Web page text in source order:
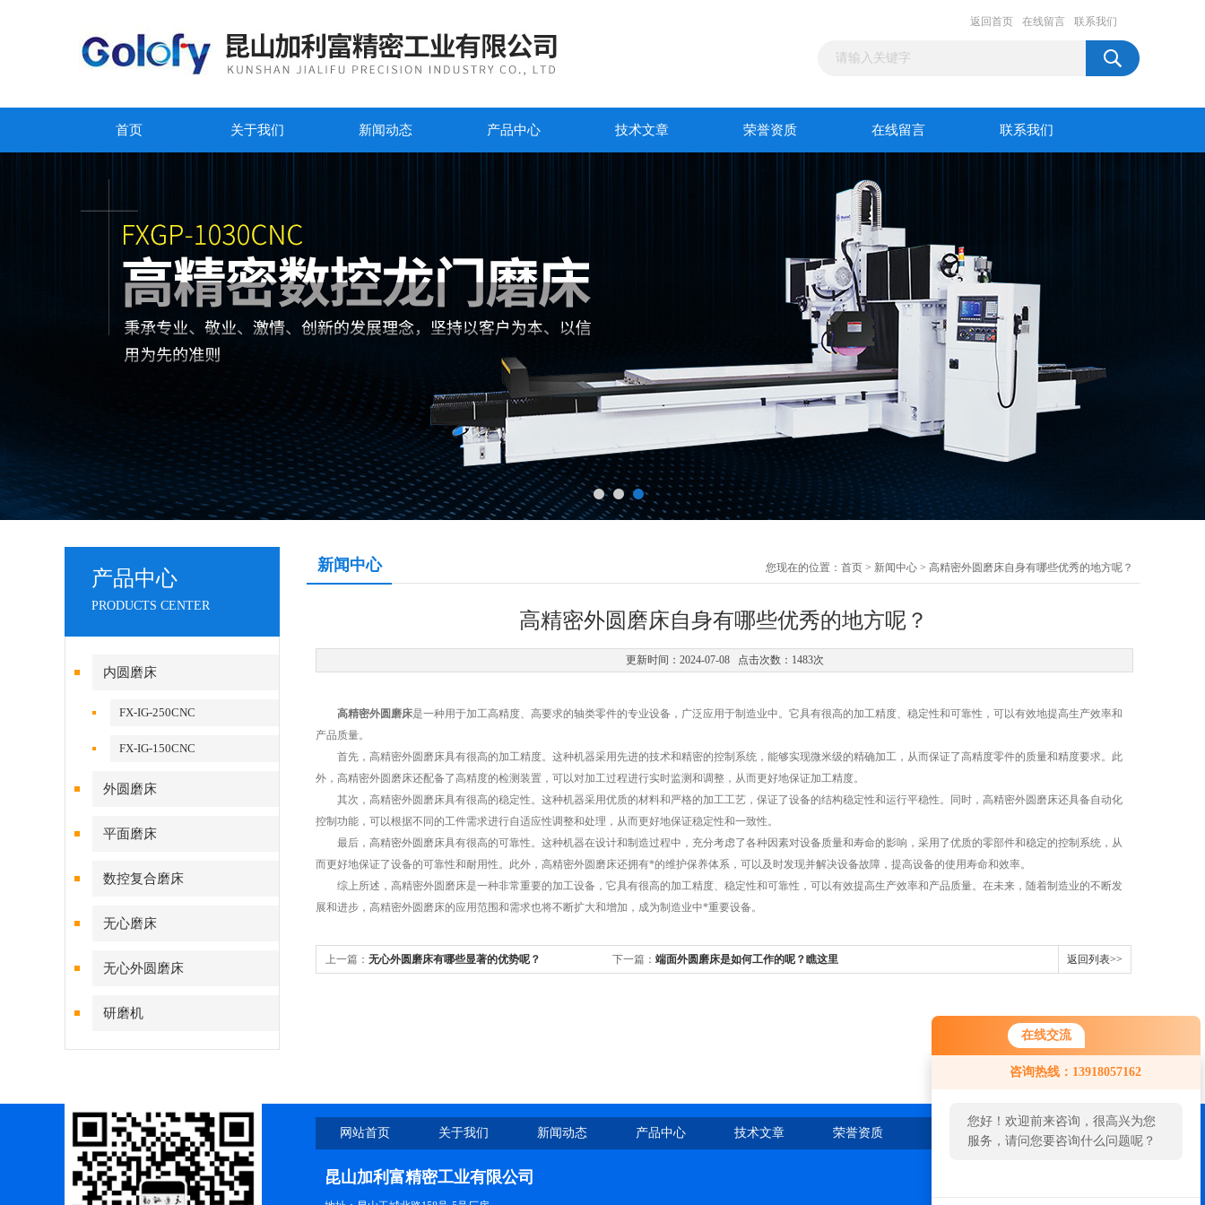
在线交流
咨询热线：13918057162
您好！欢迎前来咨询，很高兴为您
服务，请问您要咨询什么问题呢？
返回首页 在线留言 联系我们
首页 关于我们 新闻动态 产品中心 技术文章 荣誉资质 在线留言 联系我们
产品中心
PRODUCTS CENTER
内圆磨床
FX-IG-250CNC
FX-IG-150CNC
外圆磨床
平面磨床
数控复合磨床
无心磨床
无心外圆磨床
研磨机
新闻中心 您现在的位置： 首页 > 新闻中心 > 高精密外圆磨床自身有哪些优秀的地方呢？
高精密外圆磨床自身有哪些优秀的地方呢？
更新时间：2024-07-08 点击次数：1483次
高精密外圆磨床是一种用于加工高精度、高要求的轴类零件的专业设备，广泛应用于制造业中。它具有很高的加工精度、稳定性和可靠性，可以有效地提高生产效率和
产品质量。
首先，高精密外圆磨床具有很高的加工精度。这种机器采用先进的技术和精密的控制系统，能够实现微米级的精确加工，从而保证了高精度零件的质量和精度要求。此
外，高精密外圆磨床还配备了高精度的检测装置，可以对加工过程进行实时监测和调整，从而更好地保证加工精度。
其次，高精密外圆磨床具有很高的稳定性。这种机器采用优质的材料和严格的加工工艺，保证了设备的结构稳定性和运行平稳性。同时，高精密外圆磨床还具备自动化
控制功能，可以根据不同的工件需求进行自适应性调整和处理，从而更好地保证稳定性和一致性。
最后，高精密外圆磨床具有很高的可靠性。这种机器在设计和制造过程中，充分考虑了各种因素对设备质量和寿命的影响，采用了优质的零部件和稳定的控制系统，从
而更好地保证了设备的可靠性和耐用性。此外，高精密外圆磨床还拥有*的维护保养体系，可以及时发现并解决设备故障，提高设备的使用寿命和效率。
综上所述，高精密外圆磨床是一种非常重要的加工设备，它具有很高的加工精度、稳定性和可靠性，可以有效提高生产效率和产品质量。在未来，随着制造业的不断发
展和进步，高精密外圆磨床的应用范围和需求也将不断扩大和增加，成为制造业中*重要设备。
上一篇： 无心外圆磨床有哪些显著的优势呢？ 下一篇： 端面外圆磨床是如何工作的呢？瞧这里 返回列表>>
网站首页 关于我们 新闻动态 产品中心 技术文章 荣誉资质 在线留言 联系我们
昆山加利富精密工业有限公司